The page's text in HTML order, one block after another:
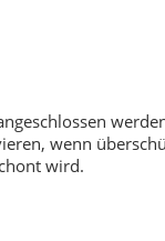
wenn
wird.